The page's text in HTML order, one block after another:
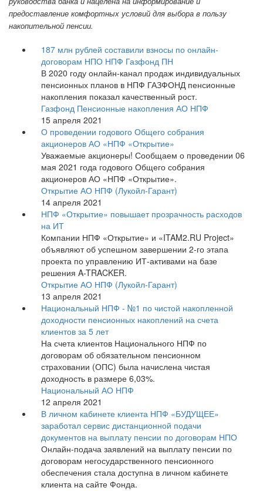
предоставление комфортных условий для выбора в пользу
накопительной пенсии.
187 млн рублей составили взносы по онлайн-
договорам НПО НПФ Газфонд ПН
В 2020 году онлайн-канал продаж индивидуальных
пенсионных планов в НПФ ГАЗФОНД пенсионные
накопления показал качественный рост.
Газфонд Пенсионные накопления АО НПФ
15 апреля 2021
О проведении годового Общего собрания
акционеров АО «НПФ «Открытие»
Уважаемые акционеры! Сообщаем о проведении 06
мая 2021 года годового Общего собрания
акционеров АО «НПФ «Открытие».
Открытие АО НПФ (Лукойл-Гарант)
14 апреля 2021
НПФ «Открытие» повышает прозрачность расходов
на ИТ
Компании НПФ «Открытие» и «ITAM2.RU Project»
объявляют об успешном завершении 2-го этапа
проекта по управлению ИТ-активами на базе
решения A-TRACKER.
Открытие АО НПФ (Лукойл-Гарант)
13 апреля 2021
Национальный НПФ - №1 по чистой накопленной
доходности пенсионных накоплений на счета
клиентов за 5 лет
На счета клиентов Национального НПФ по
договорам об обязательном пенсионном
страховании (ОПС) была начислена чистая
доходность в размере 6,03%.
Национальный АО НПФ
12 апреля 2021
В личном кабинете клиента НПФ «БУДУЩЕЕ»
заработал сервис дистанционной подачи
документов на выплату пенсии по договорам НПО
Онлайн-подача заявлений на выплату пенсии по
договорам негосударственного пенсионного
обеспечения стала доступна в личном кабинете
клиента на сайте Фонда.